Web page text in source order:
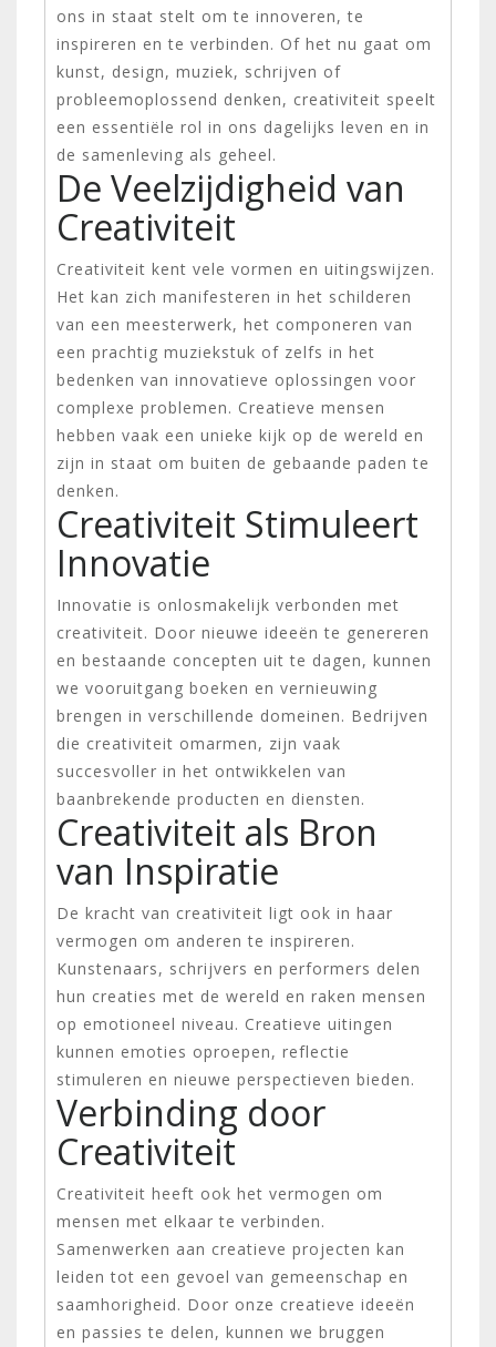
ons in staat stelt om te innoveren, te
inspireren en te verbinden. Of het nu gaat om
kunst, design, muziek, schrijven of
probleemoplossend denken, creativiteit speelt
een essentiële rol in ons dagelijks leven en in
de samenleving als geheel.
De Veelzijdigheid van
Creativiteit
Creativiteit kent vele vormen en uitingswijzen.
Het kan zich manifesteren in het schilderen
van een meesterwerk, het componeren van
een prachtig muziekstuk of zelfs in het
bedenken van innovatieve oplossingen voor
complexe problemen. Creatieve mensen
hebben vaak een unieke kijk op de wereld en
zijn in staat om buiten de gebaande paden te
denken.
Creativiteit Stimuleert
Innovatie
Innovatie is onlosmakelijk verbonden met
creativiteit. Door nieuwe ideeën te genereren
en bestaande concepten uit te dagen, kunnen
we vooruitgang boeken en vernieuwing
brengen in verschillende domeinen. Bedrijven
die creativiteit omarmen, zijn vaak
succesvoller in het ontwikkelen van
baanbrekende producten en diensten.
Creativiteit als Bron
van Inspiratie
De kracht van creativiteit ligt ook in haar
vermogen om anderen te inspireren.
Kunstenaars, schrijvers en performers delen
hun creaties met de wereld en raken mensen
op emotioneel niveau. Creatieve uitingen
kunnen emoties oproepen, reflectie
stimuleren en nieuwe perspectieven bieden.
Verbinding door
Creativiteit
Creativiteit heeft ook het vermogen om
mensen met elkaar te verbinden.
Samenwerken aan creatieve projecten kan
leiden tot een gevoel van gemeenschap en
saamhorigheid. Door onze creatieve ideeën
en passies te delen, kunnen we bruggen